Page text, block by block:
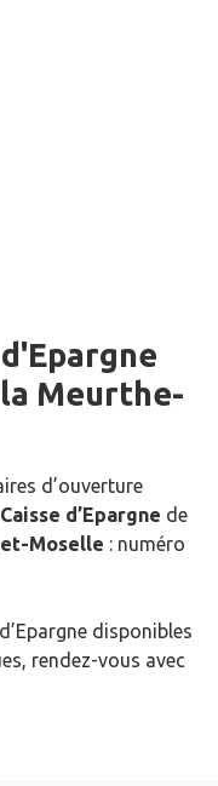
Meurthe-
d’ouverture
d’Epargne de
Moselle : numéro
disponibles
rendez-vous avec